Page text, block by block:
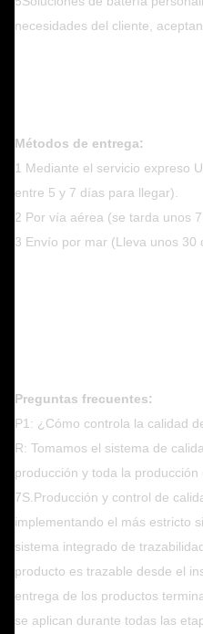
necesidades del cliente,
Métodos de entrega:
1 Mediante el servicio expreso
entre 5 y 7 días para llegar).
2 Por vía aérea (se tarda unos
3 Envío por mar (Lleva unos 30
Preguntas frecuentes:
P1: ¿Cómo controla la calidad
R: Tomamos el sistema de
producción y toda la
7S.Producción y control de
implementando el más estricto
sistema integrado de
producto es trazable desde el
entrega de los productos
se aplican durante todas las